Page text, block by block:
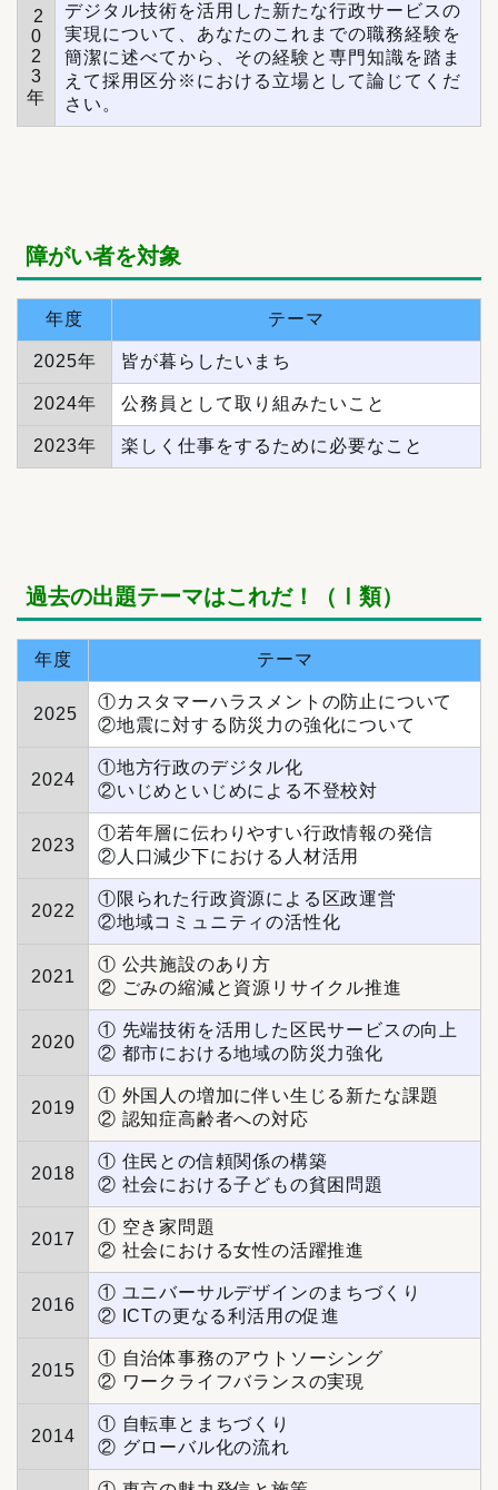
2
0
2
3
年
デジタル技術を活用した新たな行政サービスの
実現について、あなたのこれまでの職務経験を
簡潔に述べてから、その経験と専門知識を踏ま
えて採用区分※における立場として論じてくだ
さい。
障がい者を対象
年度 テーマ
2025年 皆が暮らしたいまち
2024年 公務員として取り組みたいこと
2023年 楽しく仕事をするために必要なこと
過去の出題テーマはこれだ！（Ⅰ類）
年度 テーマ
2025
①カスタマーハラスメントの防止について
②地震に対する防災力の強化について
2024
①地方行政のデジタル化
②いじめといじめによる不登校対
2023
①若年層に伝わりやすい行政情報の発信
②人口減少下における人材活用
2022
①限られた行政資源による区政運営
②地域コミュニティの活性化
2021
① 公共施設のあり方
② ごみの縮減と資源リサイクル推進
2020
① 先端技術を活用した区民サービスの向上
② 都市における地域の防災力強化
2019
① 外国人の増加に伴い生じる新たな課題
② 認知症高齢者への対応
2018
① 住民との信頼関係の構築
② 社会における子どもの貧困問題
2017
① 空き家問題
② 社会における女性の活躍推進
2016
① ユニバーサルデザインのまちづくり
② ICTの更なる利活用の促進
2015
① 自治体事務のアウトソーシング
② ワークライフバランスの実現
2014
① 自転車とまちづくり
② グローバル化の流れ